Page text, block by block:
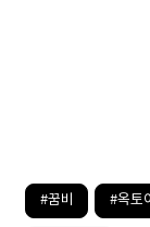
#꿈비 #옥토